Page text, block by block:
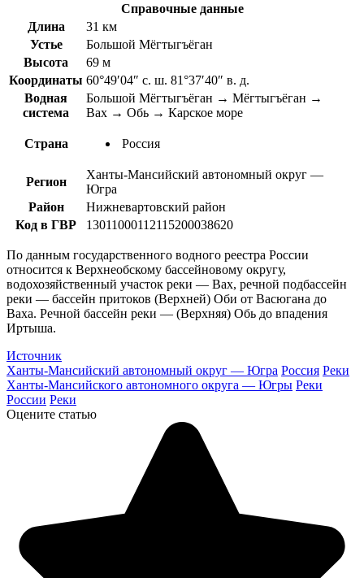
Справочные данные
Длина
31 км
Устье
Большой Мёгтыгъёган
Высота
69 м
Координаты 60°49′04″ с. ш. 81°37′40″ в. д.
Водная
система
Большой Мёгтыгъёган → Мёгтыгъёган →
Вах → Обь → Карское море
Страна Россия
Регион
Ханты-Мансийский автономный округ —
Югра
Район
Нижневартовский район
Код в ГВР
13011000112115200038620
По данным государственного водного реестра России
относится к Верхнеобскому бассейновому округу,
водохозяйственный участок реки — Вах, речной подбассейн
реки — бассейн притоков (Верхней) Оби от Васюгана до
Ваха. Речной бассейн реки — (Верхняя) Обь до впадения
Иртыша.
Источник
Ханты-Мансийский автономный округ — Югра Россия Реки
Ханты-Мансийского автономного округа — Югры Реки
России Реки
Оцените статью